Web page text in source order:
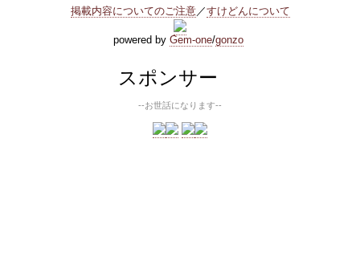
掲載内容についてのご注意／すけどんについて
powered by Gem-one/gonzo
スポンサー
--お世話になります--